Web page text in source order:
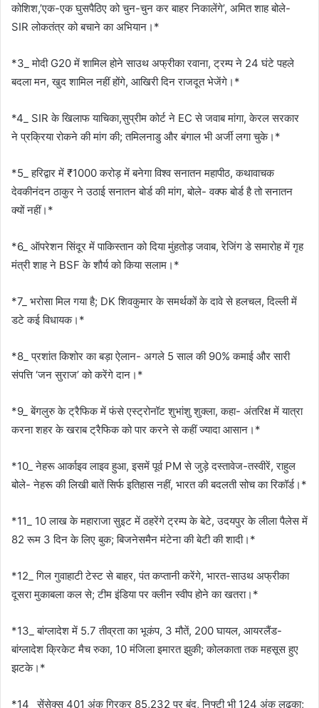
कोशिश,’एक-एक घुसपैठिए को चुन-चुन कर बाहर निकालेंगे’, अमित शाह बोले-
SIR लोकतंत्र को बचाने का अभियान।*
*3_ मोदी G20 में शामिल होने साउथ अफ्रीका रवाना, ट्रम्प ने 24 घंटे पहले
बदला मन, खुद शामिल नहीं होंगे, आखिरी दिन राजदूत भेजेंगे।*
*4_ SIR के खिलाफ याचिका,सुप्रीम कोर्ट ने EC से जवाब मांगा, केरल सरकार
ने प्रक्रिया रोकने की मांग की; तमिलनाडु और बंगाल भी अर्जी लगा चुके।*
*5_ हरिद्वार में ₹1000 करोड़ में बनेगा विश्व सनातन महापीठ, कथावाचक
देवकीनंदन ठाकुर ने उठाई सनातन बोर्ड की मांग, बोले- वक्फ बोर्ड है तो सनातन
क्यों नहीं।*
*6_ ऑपरेशन सिंदूर में पाकिस्तान को दिया मुंहतोड़ जवाब, रेजिंग डे समारोह में गृह
मंत्री शाह ने BSF के शौर्य को किया सलाम।*
*7_ भरोसा मिल गया है; DK शिवकुमार के समर्थकों के दावे से हलचल, दिल्ली में
डटे कई विधायक।*
*8_ प्रशांत किशोर का बड़ा ऐलान- अगले 5 साल की 90% कमाई और सारी
संपत्ति ‘जन सुराज’ को करेंगे दान।*
*9_ बेंगलुरु के ट्रैफिक में फंसे एस्ट्रोनॉट शुभांशु शुक्ला, कहा- अंतरिक्ष में यात्रा
करना शहर के खराब ट्रैफिक को पार करने से कहीं ज्यादा आसान।*
*10_ नेहरू आर्काइव लाइव हुआ, इसमें पूर्व PM से जुड़े दस्तावेज-तस्वीरें, राहुल
बोले- नेहरू की लिखी बातें सिर्फ इतिहास नहीं, भारत की बदलती सोच का रिकॉर्ड।*
*11_ 10 लाख के महाराजा सुइट में ठहरेंगे ट्रम्प के बेटे, उदयपुर के लीला पैलेस में
82 रूम 3 दिन के लिए बुक; बिजनेसमैन मंटेना की बेटी की शादी।*
*12_ गिल गुवाहाटी टेस्ट से बाहर, पंत कप्तानी करेंगे, भारत-साउथ अफ्रीका
दूसरा मुकाबला कल से; टीम इंडिया पर क्लीन स्वीप होने का खतरा।*
*13_ बांग्लादेश में 5.7 तीव्रता का भूकंप, 3 मौतें, 200 घायल, आयरलैंड-
बांग्लादेश क्रिकेट मैच रुका, 10 मंजिला इमारत झुकी; कोलकाता तक महसूस हुए
झटके।*
*14_ सेंसेक्स 401 अंक गिरकर 85,232 पर बंद, निफ्टी भी 124 अंक लुढ़का;